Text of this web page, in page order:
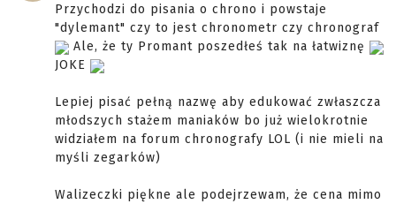
Przychodzi do pisania o chrono i powstaje
"dylemant" czy to jest chronometr czy chronograf
Ale, że ty Promant poszedłeś tak na łatwiznę
JOKE
Lepiej pisać pełną nazwę aby edukować zwłaszcza
młodszych stażem maniaków bo już wielokrotnie
widziałem na forum chronografy LOL (i nie mieli na
myśli zegarków)
Walizeczki piękne ale podejrzewam, że cena mimo